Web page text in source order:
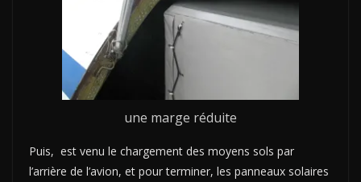
une marge réduite
Puis, est venu le chargement des moyens sols par
l’arrière de l’avion, et pour terminer, les panneaux solaires